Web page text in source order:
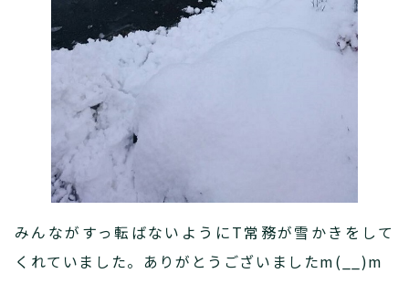
みんながすっ転ばないようにT常務が雪かきをして
くれていました。ありがとうございましたm(__)m